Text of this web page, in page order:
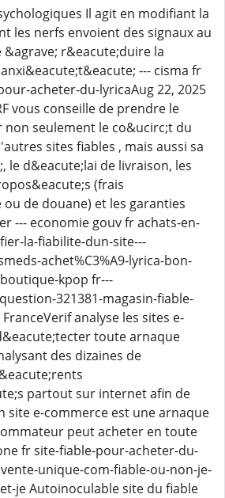
Il agit en modifiant la
les nerfs envoient des signaux au
&agrave; r&eacute;duire la
--- cisma fr
acheter-du-lyricaAug 22, 2025
vous conseille de prendre le
seulement le co&ucirc;t du
sites fiables , mais aussi sa
le d&eacute;lai de livraison, les
(frais
de douane) et les garanties
--- economie gouv fr achats-en-
la-fiabilite-dun-site---
achet%C3%A9-lyrica-bon-
kpop fr---
321381-magasin-fiable-
analyse les sites e-
toute arnaque
des dizaines de
partout sur internet afin de
site e-commerce est une arnaque
peut acheter en toute
fr site-fiable-pour-acheter-du-
unique-com-fiable-ou-non-je-
je Autoinoculable site du fiable